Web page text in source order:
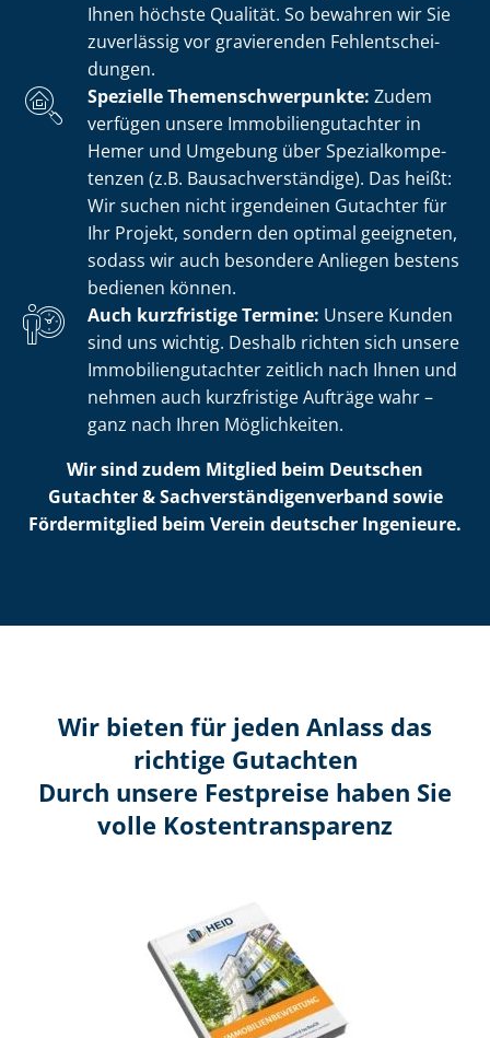
Ihnen höchste Qualität. So bewahren wir Sie
zuverlässig vor gravierenden Fehl­ent­schei­
dun­gen.
Spezielle The­men­schwer­punk­te: Zudem
verfügen unsere Im­mo­bi­li­en­gut­ach­ter in
Hemer und Umgebung über Spe­zi­al­kom­pe­
ten­zen (z.B. Bau­sach­ver­stän­di­ge). Das heißt:
Wir suchen nicht irgendeinen Gutachter für
Ihr Projekt, sondern den optimal geeigneten,
sodass wir auch besondere Anliegen bestens
bedienen können.
Auch kurzfristige Termine: Unsere Kunden
sind uns wichtig. Deshalb richten sich unsere
Im­mo­bi­li­en­gut­ach­ter zeitlich nach Ihnen und
nehmen auch kurzfristige Aufträge wahr –
ganz nach Ihren Möglichkeiten.
Wir sind zudem Mitglied beim Deutschen
Gutachter & Sach­ver­stän­di­gen­ver­band sowie
Fördermitglied beim Verein deutscher Ingenieure.
Wir bieten für jeden Anlass das
richtige Gutachten
Durch unsere Festpreise haben Sie
volle Kosten­transparenz